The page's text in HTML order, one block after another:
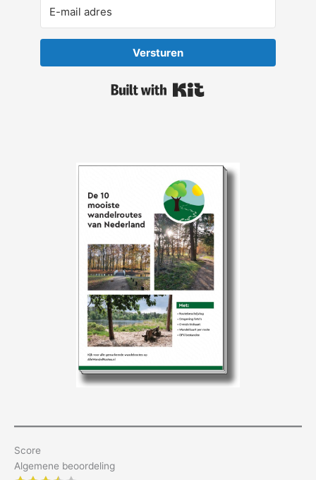
Versturen
Score
Algemene beoordeling